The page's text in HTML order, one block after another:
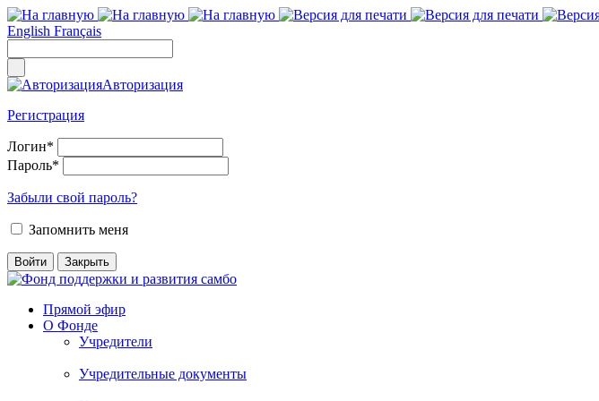
English Français
Авторизация
Регистрация
Логин*
Пароль*
Забыли свой пароль?
Запомнить меня
Прямой эфир
О Фонде
Учредители
Учредительные документы